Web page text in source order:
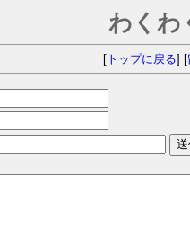
わくわ
[ トップに戻る] [